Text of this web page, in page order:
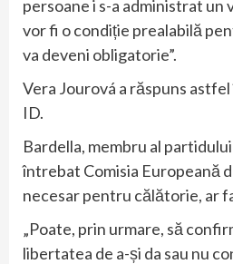
persoane i s-a administrat
vor fi o condiție prealabilă
va deveni obligatorie”.
Vera Jourová a răspuns
ID.
Bardella, membru al
întrebat Comisia Europeană
necesar pentru călătorie, ar
„Poate, prin urmare, să
libertatea de a-și da sau nu